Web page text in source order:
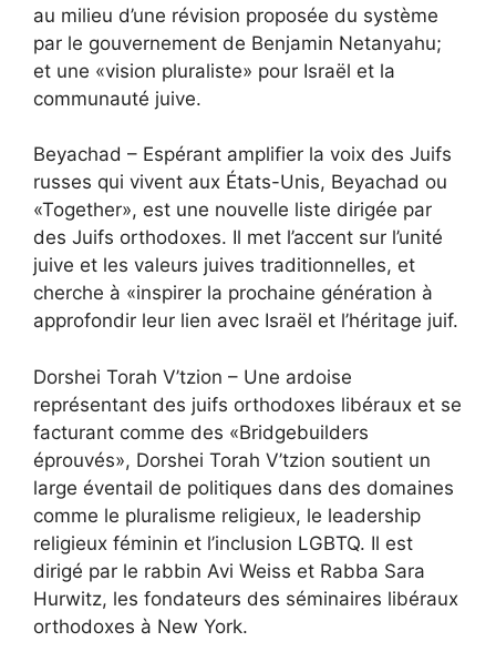
au milieu d’une révision proposée du système
par le gouvernement de Benjamin Netanyahu;
et une «vision pluraliste» pour Israël et la
communauté juive.
Beyachad – Espérant amplifier la voix des Juifs
russes qui vivent aux États-Unis, Beyachad ou
«Together», est une nouvelle liste dirigée par
des Juifs orthodoxes. Il met l’accent sur l’unité
juive et les valeurs juives traditionnelles, et
cherche à «inspirer la prochaine génération à
approfondir leur lien avec Israël et l’héritage juif.
Dorshei Torah V’tzion – Une ardoise
représentant des juifs orthodoxes libéraux et se
facturant comme des «Bridgebuilders
éprouvés», Dorshei Torah V’tzion soutient un
large éventail de politiques dans des domaines
comme le pluralisme religieux, le leadership
religieux féminin et l’inclusion LGBTQ. Il est
dirigé par le rabbin Avi Weiss et Rabba Sara
Hurwitz, les fondateurs des séminaires libéraux
orthodoxes à New York.